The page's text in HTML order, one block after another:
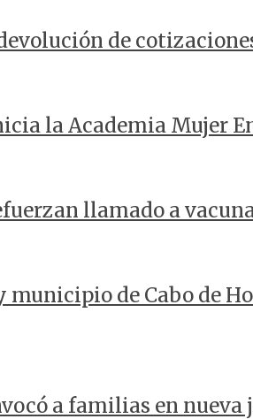
de
la Academia Mujer
llamado a
municipio de Cabo de
a familias en